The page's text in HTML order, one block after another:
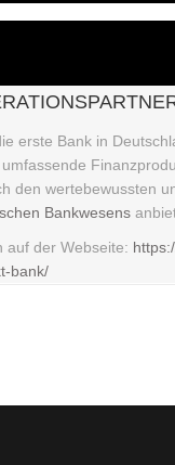
erste Bank in
den wertebewussten
Bankwesens
auf der Webseite:
bank/